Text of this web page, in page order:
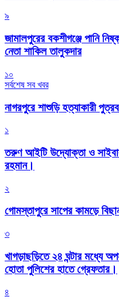
৯
জামালপুরের বকশীগঞ্জে পানি
নেতা শাকিল তালুকদার
১০
সর্বশেষ সব খবর
নাগরপুরে শাশুড়ি হত্যাকারী
১
তরুণ আইটি উদ্যোক্তা ও সাইবার
রহমান।
২
গোমস্তাপুরে সাপের কামড়ে
৩
খাগড়াছড়িতে ২৪ ঘন্টার মধ্যে
হোতা পুলিশের হাতে গ্রেফতার।
৪